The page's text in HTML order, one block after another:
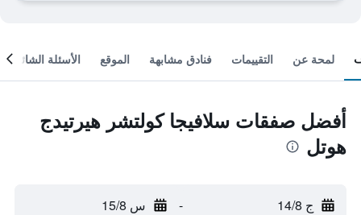
لمحة عن التقييمات فنادق مشابهة الموقع الأسئلة الشائعة
أفضل صفقات سلافيجا كولتشر هيرتيدج
هوتل
ج 14/8 - س 15/8